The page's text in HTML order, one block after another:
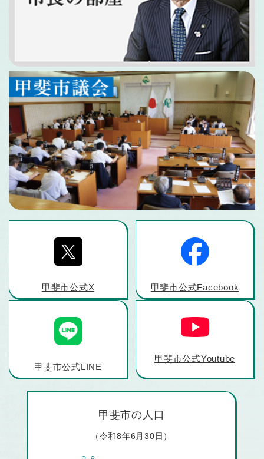
甲斐市公式X 甲斐市公式Facebook
甲斐市公式LINE
甲斐市公式Youtube
甲斐市の人口
（令和8年6月30日）